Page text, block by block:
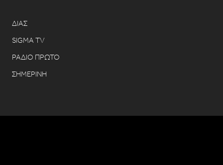
ΔΙΑΣ
SIGMA TV
ΡΑΔΙΟ ΠΡΩΤΟ
ΣΗΜΕΡΙΝΗ